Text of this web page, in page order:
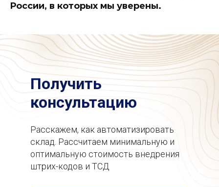
России, в которых мы уверены.
Получить
консультацию
Расскажем, как автоматизировать
склад. Рассчитаем минимальную и
оптимальную стоимость внедрения
штрих-кодов и ТСД
117105, г.
Отдел
Пн-пт: с 07-00
Скачать
пробную